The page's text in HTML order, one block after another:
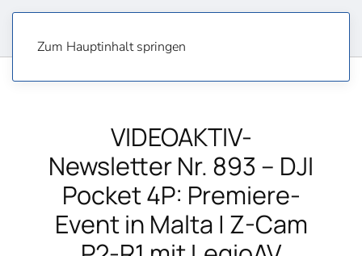
Zum Hauptinhalt springen
VIDEOAKTIV-
Newsletter Nr. 893 – DJI
Pocket 4P: Premiere-
Event in Malta | Z-Cam